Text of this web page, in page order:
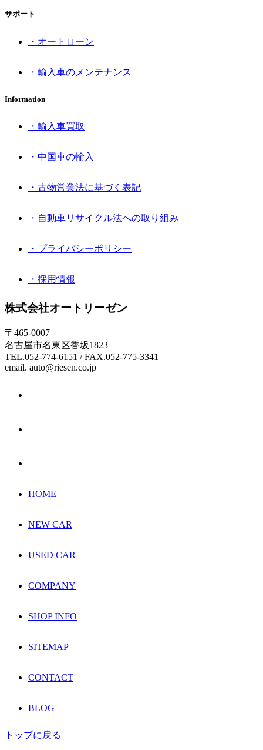
サポート
・オートローン
・輸入車のメンテナンス
Information
・輸入車買取
・中国車の輸入
・古物営業法に基づく表記
・自動車リサイクル法への取り組み
・プライバシーポリシー
・採用情報
株式会社オートリーゼン
〒465-0007
名古屋市名東区香坂1823
TEL.052-774-6151 / FAX.052-775-3341
email. auto@riesen.co.jp
HOME
NEW CAR
USED CAR
COMPANY
SHOP INFO
SITEMAP
CONTACT
BLOG
トップに戻る